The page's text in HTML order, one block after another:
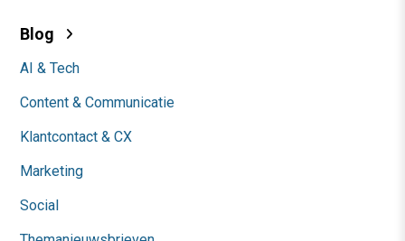
Blog
AI & Tech
Content & Communicatie
Klantcontact & CX
Marketing
Social